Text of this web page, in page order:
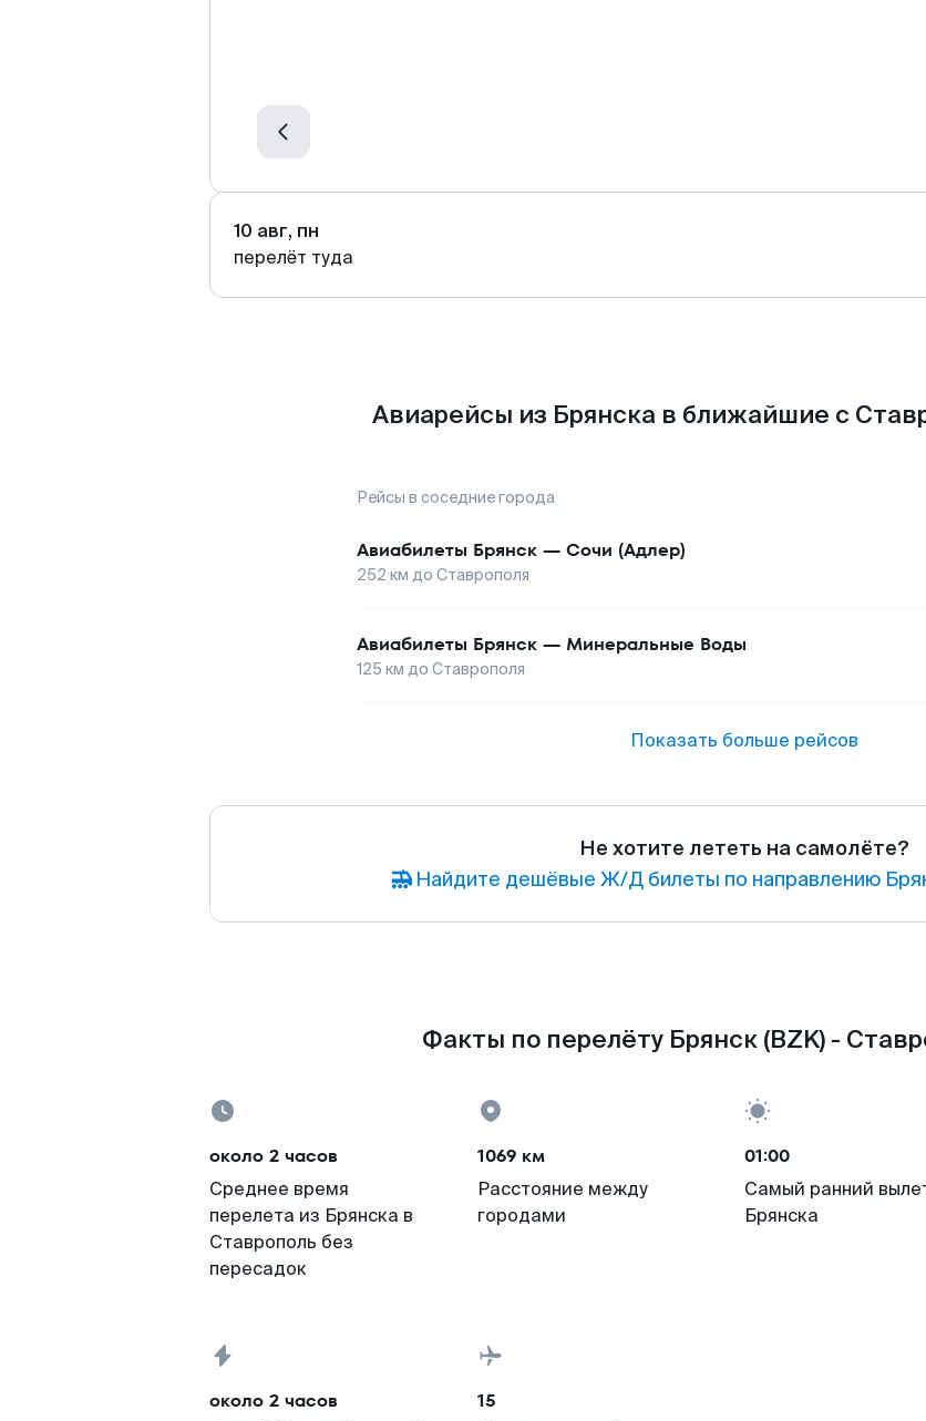
10 авг, пн
перелёт туда
Авиарейсы из Брянска в ближайшие с
Рейсы в соседние города
Авиабилеты Брянск — Сочи (Адлер)
252 км до Ставрополя
Авиабилеты Брянск — Минеральные Воды
125 км до Ставрополя
Показать больше рейсов
Не хотите лететь на самолёте?
Найдите дешёвые Ж/Д билеты по направлению
Факты по перелёту Брянск (BZK) -
около 2 часов
Среднее время
перелета из Брянска в
Ставрополь без
пересадок
1069 км
Расстояние между
городами
01:00
Самый ранний
Брянска
около 2 часов 15